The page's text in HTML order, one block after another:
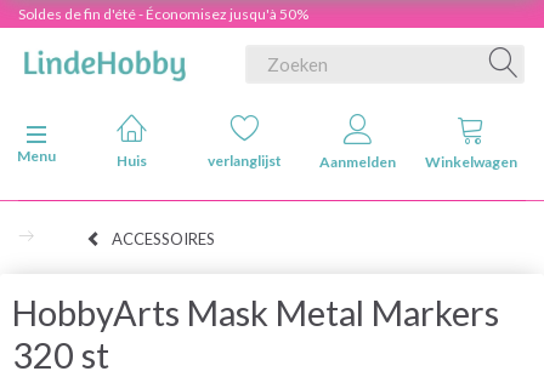
Soldes de fin d'été - Économisez jusqu'à 50%
Navigatie in-/uitschakelen
Menu
Huis verlanglijst Aanmelden Winkelwagen
ACCESSOIRES
HobbyArts Mask Metal Markers
320 st